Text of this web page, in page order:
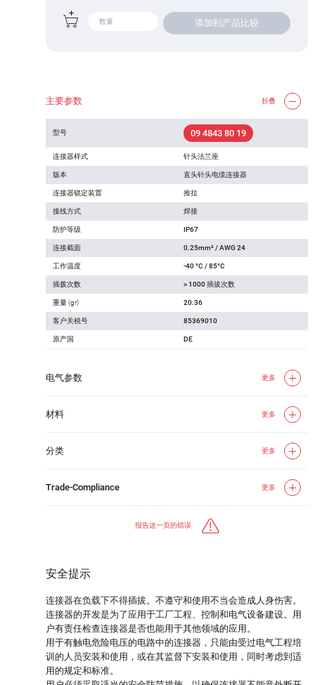
添加到产品比较
主要参数 折叠
型号 09 4843 80 19
连接器样式 针头法兰座
版本 直头针头电缆连接器
连接器锁定装置 推拉
接线方式 焊接
防护等级 IP67
连接截面 0.25mm² / AWG 24
工作温度 -40 °C / 85°C
插拨次数 > 1000 插拔次数
重量 (gr) 20.36
客户关税号 85369010
原产国 DE
电气参数 更多
材料 更多
分类 更多
Trade-Compliance 更多
报告这一页的错误
安全提示
连接器在负载下不得插拔。不遵守和使用不当会造成人身伤害。
连接器的开发是为了应用于工厂工程、控制和电气设备建设。用
户有责任检查连接器是否也能用于其他领域的应用。
用于有触电危险电压的电路中的连接器，只能由受过电气工程培
训的人员安装和使用，或在其监督下安装和使用，同时考虑到适
用的规定和标准。